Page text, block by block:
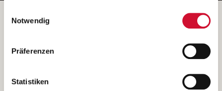
Wenn Sie auf „Cookies zulassen“ klicken, so stimmen
Sie der Speicherung sämtlicher Cookies zu. Sie können
Ihre Einwilligung selbstverständlich jederzeit widerrufen,
indem Sie die Cookie-Einstellungen aufrufen und diese
unsererDatenschutzerklärung
Notwendig
Präferenzen
Statistiken
Betreiber der Webseite
Kantstraße 45a
(Ein Tochterunternehmen des AWO Bezirksverbandes Unterfranken
e.V.)